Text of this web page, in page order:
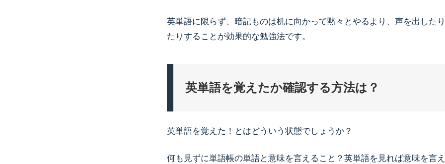
英単語に限らず、暗記ものは机に向かって黙々とやるより、声を出した
たりすることが効果的な勉強法です。
英単語を覚えたか確認する方法は？
英単語を覚えた！とはどういう状態でしょうか？
何も見ずに単語帳の単語と意味を言えること？英単語を見れば意味を言